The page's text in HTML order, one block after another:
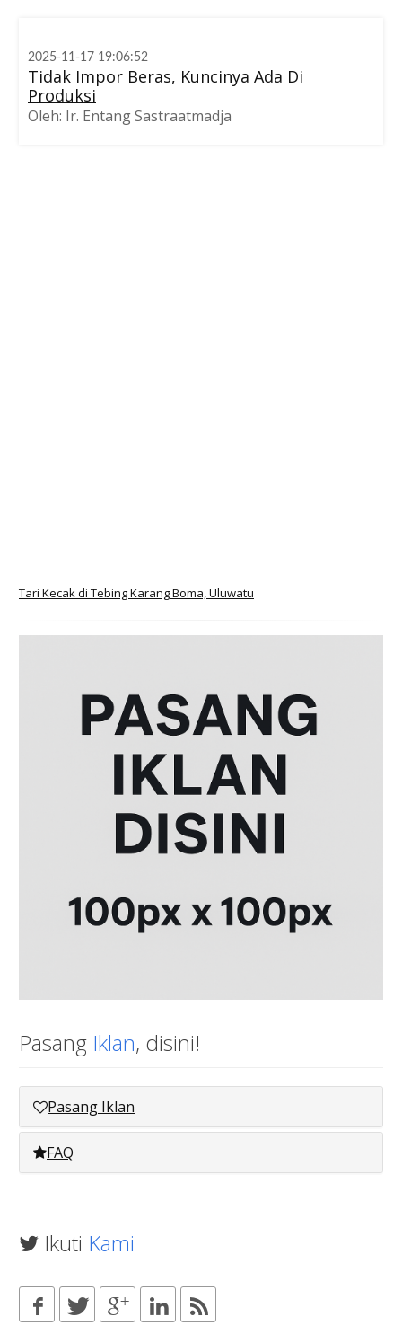
2025-11-17 19:06:52
Tidak Impor Beras, Kuncinya Ada Di
Produksi
Oleh: Ir. Entang Sastraatmadja
Tari Kecak di Tebing Karang Boma, Uluwatu
Pasang Iklan, disini!
Pasang Iklan
FAQ
Ikuti Kami